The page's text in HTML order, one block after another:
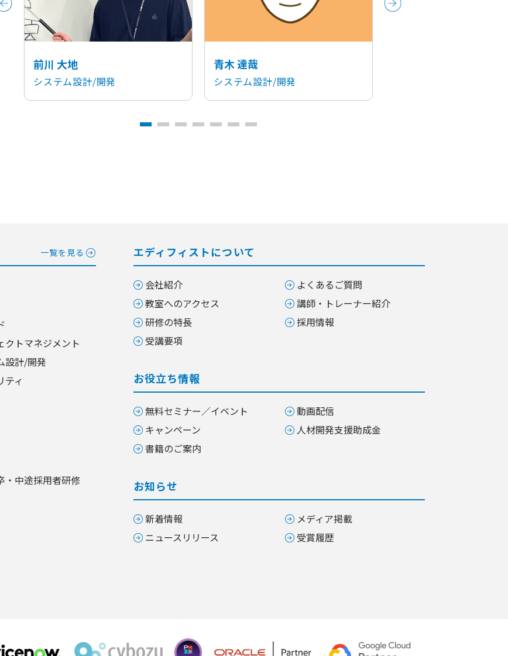
前川 大地
システム設計/開発
青木 達哉
システム設計/開発
一覧を見る
クトマネジメント
設計/開発
ティ
・中途採用者研修
エディフィストについて
会社紹介
教室へのアクセス
研修の特長
受講要項
よくあるご質問
講師・トレーナー紹介
採用情報
お役立ち情報
無料セミナー／イベント
キャンペーン
書籍のご案内
動画配信
人材開発支援助成金
お知らせ
新着情報
ニュースリリース
メディア掲載
受賞履歴